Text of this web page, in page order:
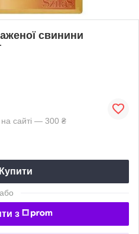
свинини
сайті — 300 ₴
Купити
або
з